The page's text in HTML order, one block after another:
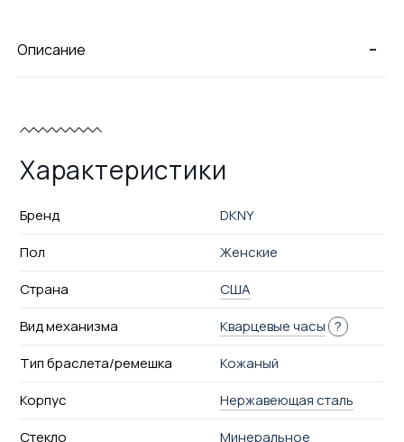
-
Описание
Характеристики
Бренд
DKNY
Пол
Женские
Страна
США
Вид механизма
Кварцевые часы ?
Тип браслета/ремешка
Кожаный
Корпус
Нержавеющая сталь
Стекло
Минеральное